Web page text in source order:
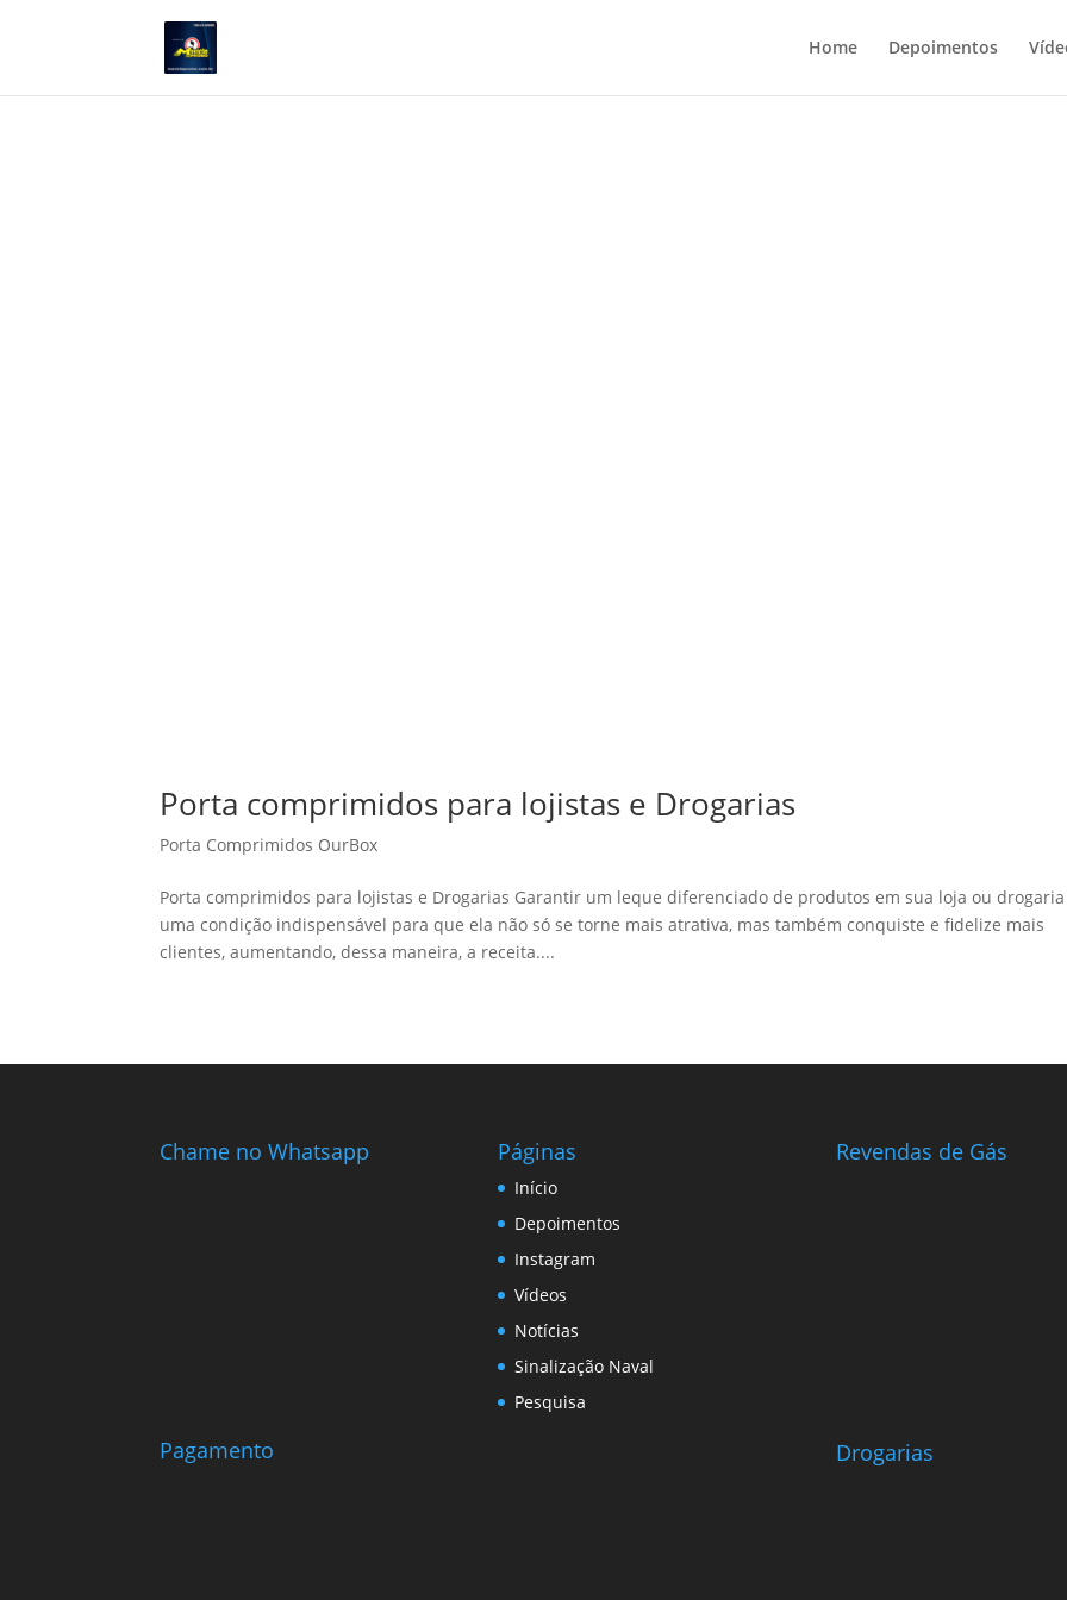
Home Depoimentos
Porta comprimidos para lojistas e Drogarias
Porta Comprimidos OurBox
Porta comprimidos para lojistas e Drogarias Garantir um leque diferenciado de produtos em sua loja ou
uma condição indispensável para que ela não só se torne mais atrativa, mas também conquiste e fidelize mais
clientes, aumentando, dessa maneira, a receita....
Chame no Whatsapp
Pagamento
Páginas
Início
Depoimentos
Instagram
Vídeos
Notícias
Sinalização Naval
Pesquisa
Revendas de Gás
Drogarias